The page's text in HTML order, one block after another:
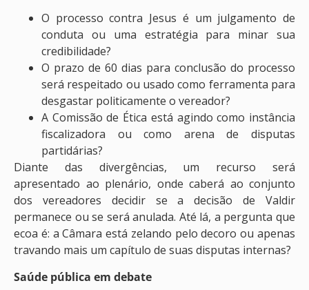
O processo contra Jesus é um julgamento de
conduta ou uma estratégia para minar sua
credibilidade?
O prazo de 60 dias para conclusão do processo
será respeitado ou usado como ferramenta para
desgastar politicamente o vereador?
A Comissão de Ética está agindo como instância
fiscalizadora ou como arena de disputas
partidárias?
Diante das divergências, um recurso será
apresentado ao plenário, onde caberá ao conjunto
dos vereadores decidir se a decisão de Valdir
permanece ou se será anulada. Até lá, a pergunta que
ecoa é: a Câmara está zelando pelo decoro ou apenas
travando mais um capítulo de suas disputas internas?
Saúde pública em debate